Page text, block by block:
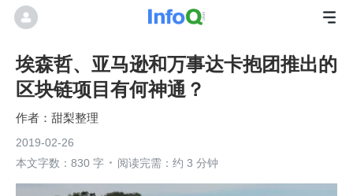
埃森哲、亚马逊和万事达卡抱团推出的
区块链项目有何神通？
甜梨整理
2019-02-26
本文字数：830 字
阅读完需：约 3 分钟